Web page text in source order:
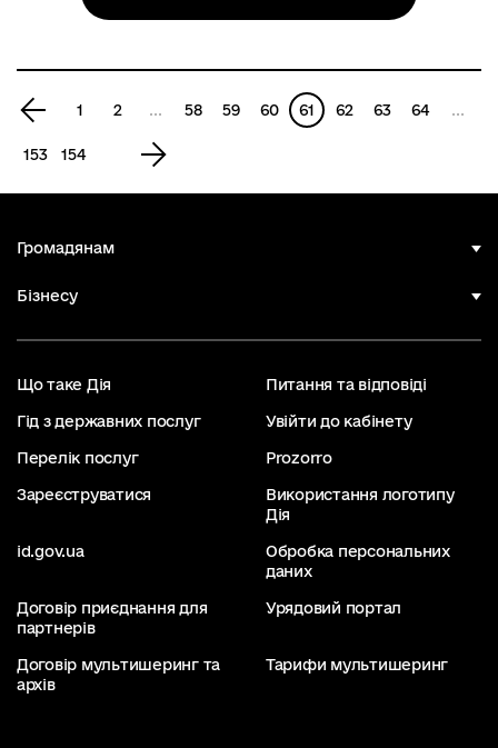
1 2 ... 58 59 60 61 62 63 64 ...
153 154
Громадянам
Бізнесу
Що таке Дія Питання та відповіді
Гід з державних послуг Увійти до кабінету
Перелік послуг Prozorro
Зареєструватися
Використання логотипу
Дія
id.gov.ua
Обробка персональних
даних
Договір приєднання для
партнерів
Урядовий портал
Договір мультишеринг та
архів
Тарифи мультишеринг